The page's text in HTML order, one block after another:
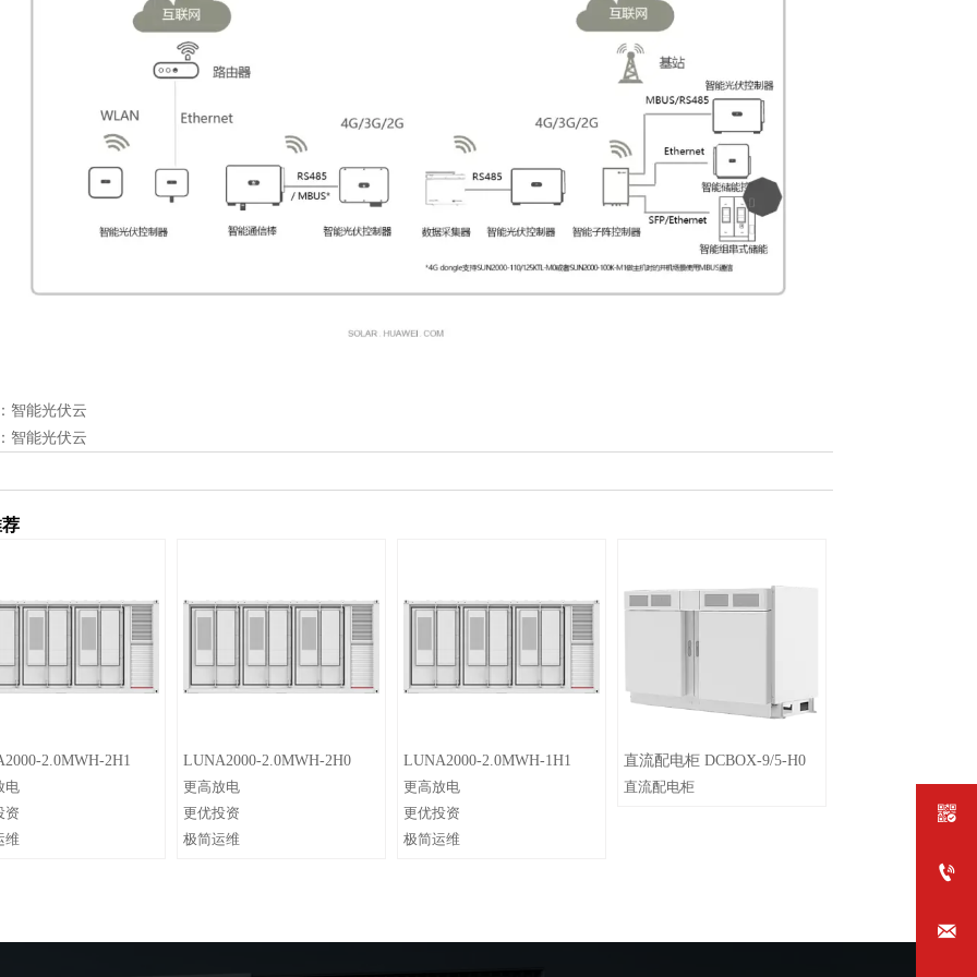
智能光伏云
智能光伏云
2.0MWH-2H1
电
资
维
LUNA2000-2.0MWH-2H0
更高放电
更优投资
极简运维
LUNA2000-2.0MWH-1H1
更高放电
更优投资
极简运维
直流配电柜 DCBOX-9/5-H0
直流配电柜


